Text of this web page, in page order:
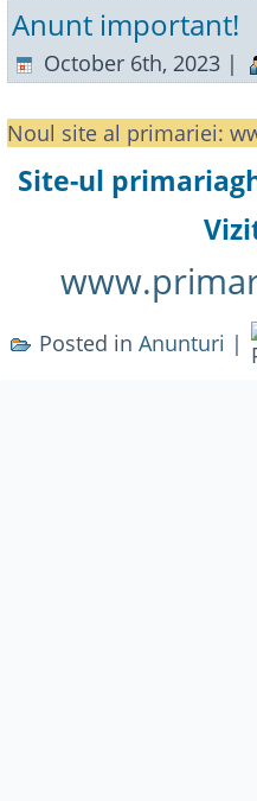
Anunt important!
October 6th, 2023 |
Noul site al primariei:
Site-ul
Posted in Anunturi |